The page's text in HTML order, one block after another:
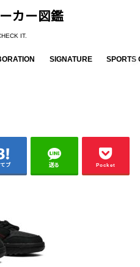
カー図鑑
IT.
SIGNATURE SPORTS
ブ 送る Pocket